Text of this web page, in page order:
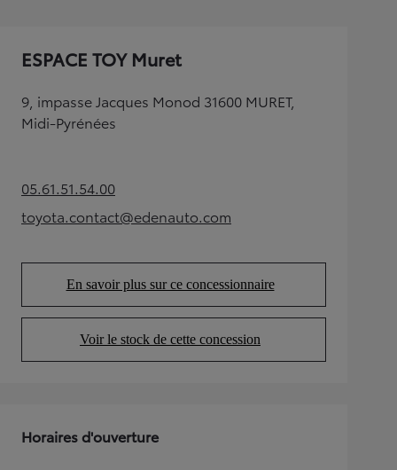
ESPACE TOY Muret
9, impasse Jacques Monod 31600 MURET,
Midi-Pyrénées
05.61.51.54.00(Opens in new tab)
toyota.contact@edenauto.com
(Opens in new tab)
En savoir plus sur ce concessionnaire
(Opens in new tab)
Voir le stock de cette concession
(Opens in new tab)
Horaires d'ouverture